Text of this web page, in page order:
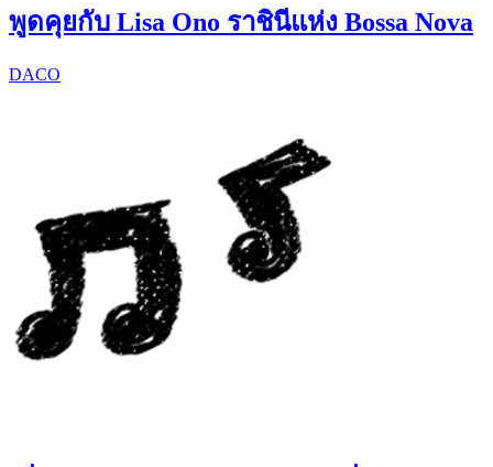
พูดคุยกับ Lisa Ono ราชินีแห่ง Bossa Nova
DACO